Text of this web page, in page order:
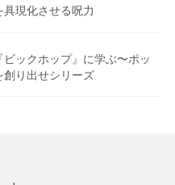
現化させる呪力
ックホップ』に学ぶ〜ポッ
り出せシリーズ